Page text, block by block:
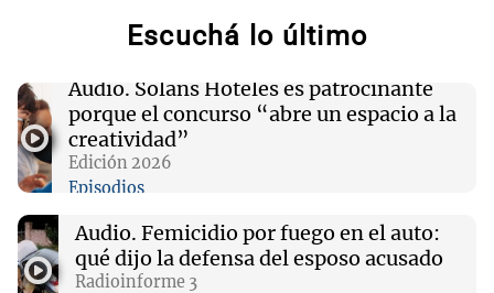
Quiniela matutina: conocé los números
14:51 Mundo
James Harden evita antecedentes penales tras
desestimación de cargo por posesión de arma
14:49 Sociedad
Mensajes revelan complicidad en el escándalo
del fentanilo adulterado en Argentina
Escuchá lo último
Audio. Solans Hoteles es patrocinante
porque el concurso “abre un espacio a la
creatividad”
Edición 2026
Episodios
Audio. Femicidio por fuego en el auto:
qué dijo la defensa del esposo acusado
Radioinforme 3